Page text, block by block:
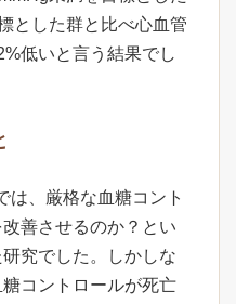
とした群と比べ心血管
低いと言う結果でし
は、厳格な血糖コント
善させるのか？とい
究でした。しかしな
コントロールが死亡